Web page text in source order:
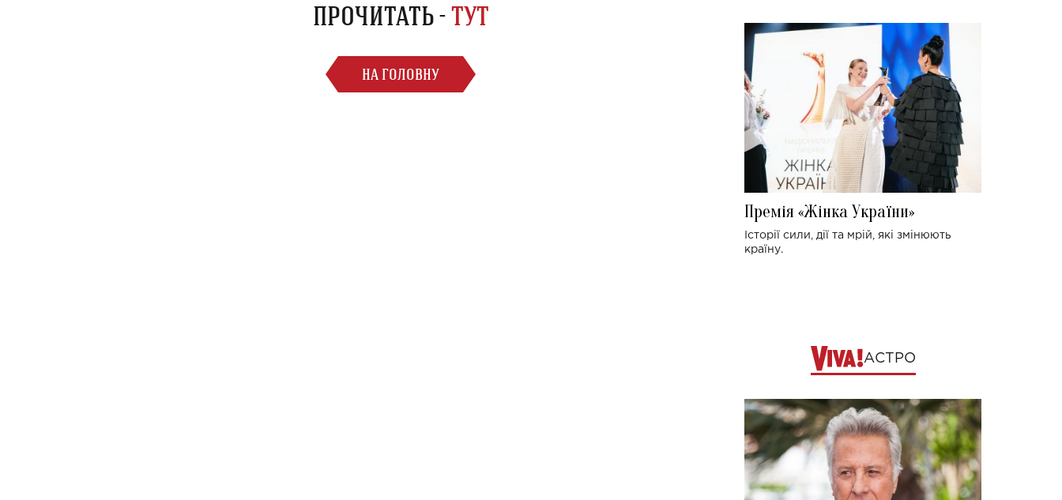
ПРОЧИТАТЬ -ТУТ
НА ГОЛОВНУ
Премія «Жінка України»
Історії сили, дії та мрій, які змінюють
країну.
АСТРО